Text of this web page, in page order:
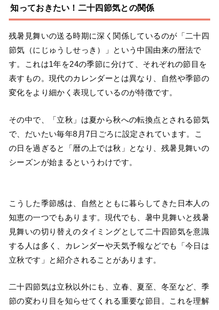
知っておきたい！二十四節気との関係
残暑見舞いの送る時期に深く関係しているのが「二十四
節気（にじゅうしせっき）」という中国由来の暦法で
す。これは1年を24の季節に分けて、それぞれの節目を
表すもの。現代のカレンダーとは異なり、自然や季節の
変化をより細かく表現しているのが特徴です。
その中で、「立秋」は夏から秋への転換点とされる節気
で、だいたい毎年8月7日ごろに設定されています。こ
の日を過ぎると「暦の上では秋」となり、残暑見舞いの
シーズンが始まるというわけです。
こうした季節感は、自然とともに暮らしてきた日本人の
知恵の一つでもあります。現代でも、暑中見舞いと残暑
見舞いの切り替えのタイミングとして二十四節気を意識
する人は多く、カレンダーや天気予報などでも「今日は
立秋です」と紹介されることがあります。
二十四節気は立秋以外にも、立春、夏至、冬至など、季
節の変わり目を知らせてくれる重要な節目。これを理解